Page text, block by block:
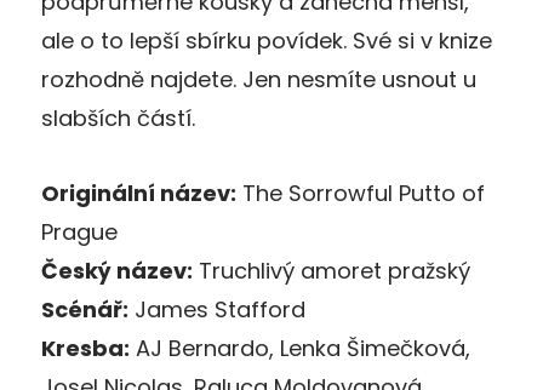
ale o to lepší sbírku povídek. Své si v knize
rozhodně najdete. Jen nesmíte usnout u
slabších částí.
Originální název: The Sorrowful Putto of
Prague
Český název: Truchlivý amoret pražský
Scénář: James Stafford
Kresba: AJ Bernardo, Lenka Šimečková,